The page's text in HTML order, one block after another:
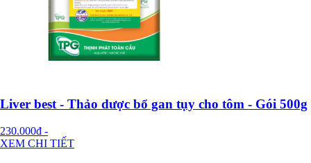
Liver best - Thảo dược bổ gan tụy cho tôm - Gói 500g
230.000đ -
XEM CHI TIẾT